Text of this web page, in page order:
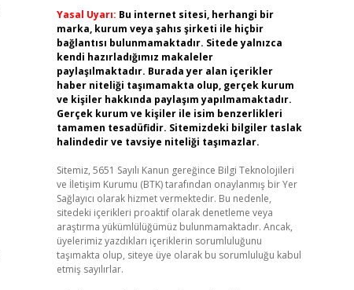
Yasal Uyarı: Bu internet sitesi, herhangi bir
marka, kurum veya şahıs şirketi ile hiçbir
bağlantısı bulunmamaktadır. Sitede yalnızca
kendi hazırladığımız makaleler
paylaşılmaktadır. Burada yer alan içerikler
haber niteliği taşımamakta olup, gerçek kurum
ve kişiler hakkında paylaşım yapılmamaktadır.
Gerçek kurum ve kişiler ile isim benzerlikleri
tamamen tesadüfidir. Sitemizdeki bilgiler taslak
halindedir ve tavsiye niteliği taşımazlar.
Sitemiz, 5651 Sayılı Kanun gereğince Bilgi Teknolojileri
ve İletişim Kurumu (BTK) tarafından onaylanmış bir Yer
Sağlayıcı olarak hizmet vermektedir. Bu nedenle,
sitedeki içerikleri proaktif olarak denetleme veya
araştırma yükümlülüğümüz bulunmamaktadır. Ancak,
üyelerimiz yazdıkları içeriklerin sorumluluğunu
taşımakta olup, siteye üye olarak bu sorumluluğu kabul
etmiş sayılırlar.